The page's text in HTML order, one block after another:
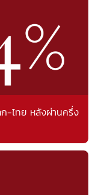
-ไทย หลังผ่านครึ่ง